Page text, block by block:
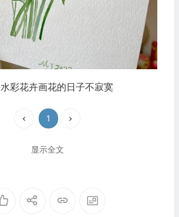
水彩花卉画花的日子不寂寞
1
显示全文